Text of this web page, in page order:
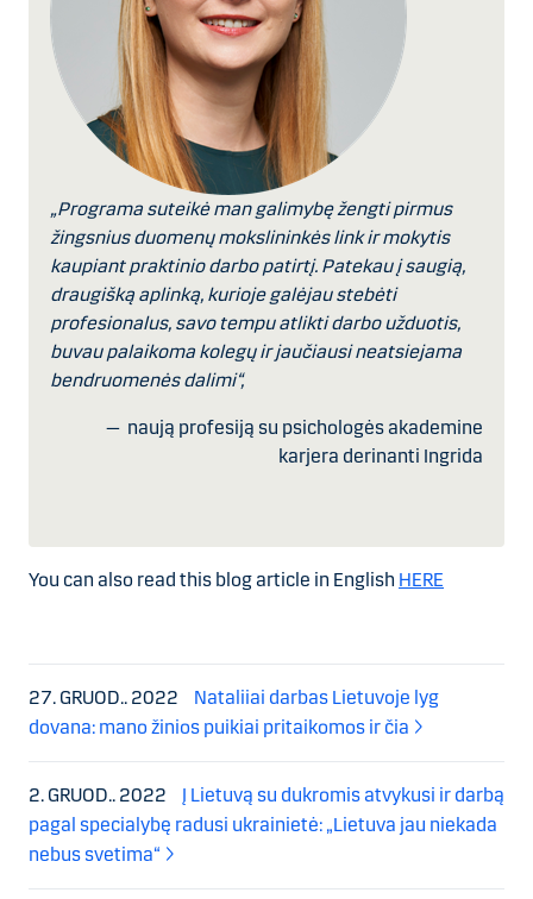
„Programa suteikė man galimybę žengti pirmus
žingsnius duomenų mokslininkės link ir mokytis
kaupiant praktinio darbo patirtį. Patekau į saugią,
draugišką aplinką, kurioje galėjau stebėti
profesionalus, savo tempu atlikti darbo užduotis,
buvau palaikoma kolegų ir jaučiausi neatsiejama
bendruomenės dalimi“,
— naują profesiją su psichologės akademine
karjera derinanti Ingrida
You can also read this blog article in English HERE
27. GRUOD.. 2022
Nataliiai darbas Lietuvoje lyg
dovana: mano žinios puikiai pritaikomos ir čia
2. GRUOD.. 2022
Į Lietuvą su dukromis atvykusi ir darbą
pagal specialybę radusi ukrainietė: „Lietuva jau niekada
nebus svetima“